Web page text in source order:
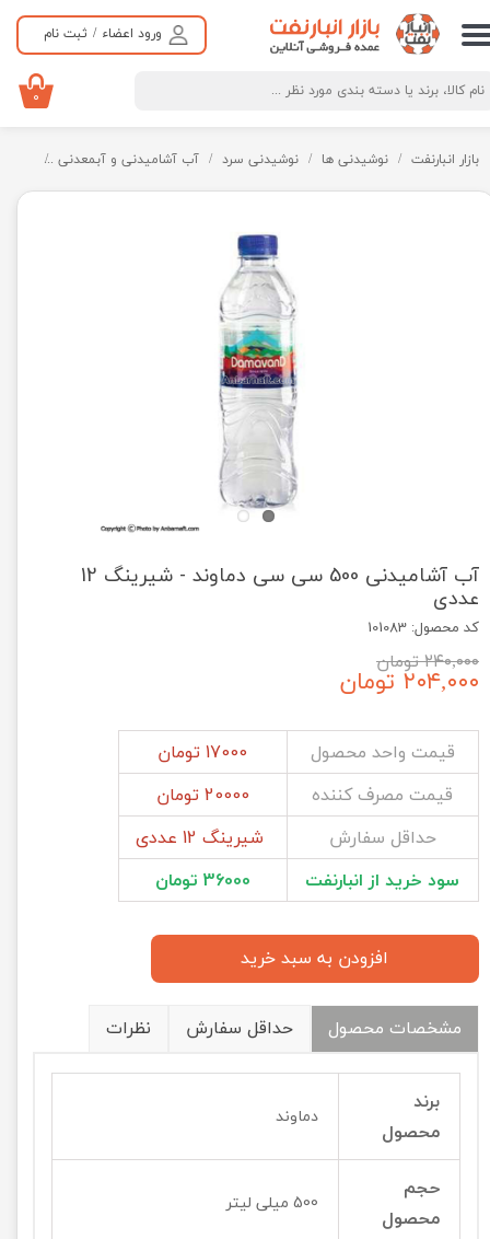
ورود اعضاء / ثبت نام
حساب کاربری من
تغییر گذر واژه
سفارشات
خروج از حساب کاربری
۰
بازار انبارنفت نوشیدنی ها نوشیدنی سرد آب آشامیدنی و آبمعدنی
آب آشامیدنی 500 سی سی دماوند - شیرینگ 12
عددی
کد محصول: 101083
۲۴۰,۰۰۰ تومان
۲۰۴,۰۰۰ تومان
قیمت واحد محصول
17000 تومان
قیمت مصرف کننده
20000 تومان
حداقل سفارش
شیرینگ 12 عددی
سود خرید از انبارنفت
36000 تومان
افزودن به سبد خرید
مشخصات محصول حداقل سفارش نظرات
برند
محصول
دماوند
حجم
محصول
500 میلی لیتر